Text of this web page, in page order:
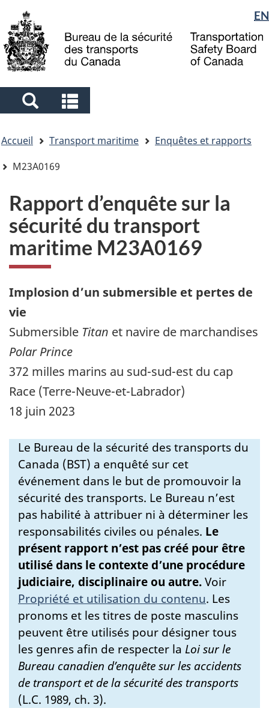
to
main
to
"About
government"
à
la
Sélection
de
la
langue
EN
Search
and
menus
and
menus
êtes
ici
Accueil Transport maritime
Enquêtes et rapports
M23A0169
Rapport d’enquête sur la
sécurité du transport
maritime M23A0169
Implosion d’un submersible et pertes de
vie
Submersible Titan et navire de marchandises
Polar Prince
372 milles marins au sud-sud-est du cap
Race (Terre-Neuve-et-Labrador)
18 juin 2023
Le Bureau de la sécurité des transports du
Canada (BST) a enquêté sur cet
événement dans le but de promouvoir la
sécurité des transports. Le Bureau n’est
pas habilité à attribuer ni à déterminer les
responsabilités civiles ou pénales. Le
présent rapport n’est pas créé pour être
utilisé dans le contexte d’une procédure
judiciaire, disciplinaire ou autre.Voir
Propriété et utilisation du contenu. Les
pronoms et les titres de poste masculins
peuvent être utilisés pour désigner tous
les genres afin de respecter la Loi sur le
Bureau canadien d’enquête sur les accidents
de transport et de la sécurité des transports
(L.C. 1989, ch. 3).